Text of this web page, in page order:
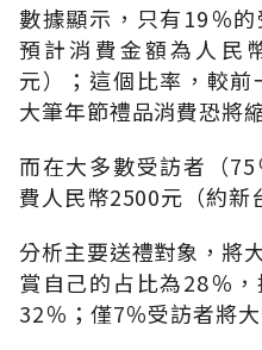
數據顯示，只有19％
預計消費金額為人民
元）；這個比率，較前
大筆年節禮品消費恐將
而在大多數受訪者（75
費人民幣2500元（約新
分析主要送禮對象，將
賞自己的占比為28％
32％；僅7％受訪者將